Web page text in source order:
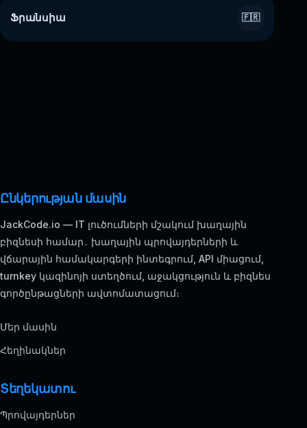
Ֆրանսիա 🇫🇷
Ընկերության մասին
JackCode.io — IT լուծումների մշակում խաղային
բիզնեսի համար․ խաղային պրովայդերների և
վճարային համակարգերի ինտեգրում, API միացում,
turnkey կազինոյի ստեղծում, աջակցություն և բիզնես
գործընթացների ավտոմատացում։
Մեր մասին
Հեղինակներ
Տեղեկատու
Պրովայդերներ